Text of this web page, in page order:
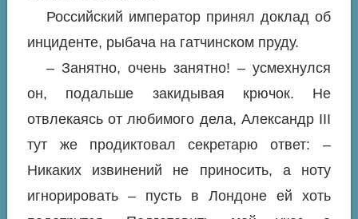
Российский император принял доклад об
инциденте, рыбача на гатчинском пруду.
– Занятно, очень занятно! – усмехнулся
он, подальше закидывая крючок. Не
отвлекаясь от любимого дела, Александр III
тут же продиктовал секретарю ответ: –
Никаких извинений не приносить, а ноту
игнорировать – пусть в Лондоне ей хоть